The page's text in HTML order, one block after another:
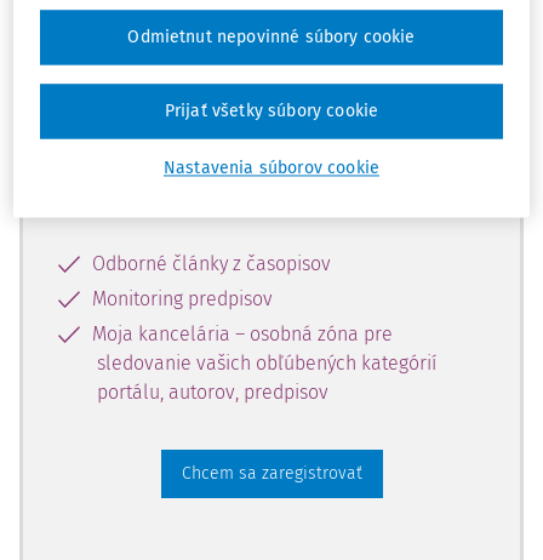
Odomknite si prístup k odbornému
obsahu a získajte prístup na 10 dní
zdarma, stačí sa len zaregistrovať.
Vďaka registrácii získate prístup aj k
Odborné články z časopisov
Monitoring predpisov
Moja kancelária – osobná zóna pre
sledovanie vašich obľúbených kategórií
portálu, autorov, predpisov
Chcem sa zaregistrovať
Nastavenia súborov cookie
Odmietnut nepovinné súbory cookie
Prijať všetky súbory cookie